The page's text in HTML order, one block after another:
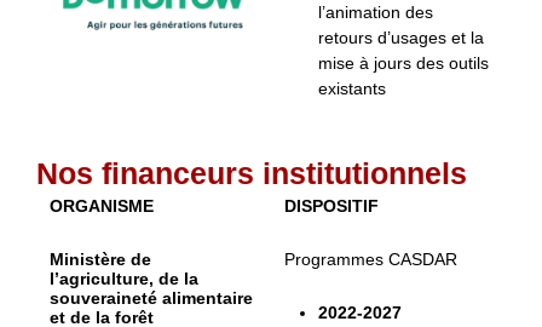
l’animation des
retours d’usages et la
mise à jours des outils
existants
Nos financeurs institutionnels
ORGANISME DISPOSITIF
Ministère de
l’agriculture, de la
souveraineté alimentaire
et de la forêt
Programmes CASDAR
2022-2027